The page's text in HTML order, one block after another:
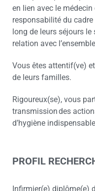
en lien avec le
responsabilité du
long de leurs séjours
relation avec
Vous êtes attentif(ve)
de leurs familles.
Rigoureux(se), vous
transmission des
d’hygiène
PROFIL
Infirmier(e) diplôme(e)